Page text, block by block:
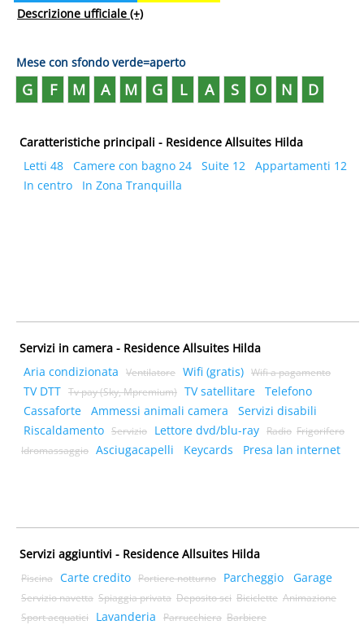
Descrizione ufficiale (+)
Mese con sfondo verde=aperto
G F M A M G L A S O N D
Caratteristiche principali - Residence Allsuites Hilda
Letti 48
Camere con bagno 24 Suite 12
Appartamenti 12
In centro
In Zona Tranquilla
Servizi in camera - Residence Allsuites Hilda
Aria condizionata
Ventilatore Wifi (gratis) Wifi a pagamento
TV DTT Tv pay (Sky, Mpremium) TV satellitare
Telefono
Cassaforte
Ammessi animali camera
Servizi disabili
Riscaldamento Servizio Lettore dvd/blu-ray Radio Frigorifero
Idromassaggio Asciugacapelli Keycards Presa lan internet
Servizi aggiuntivi - Residence Allsuites Hilda
Piscina Carte credito Portiere notturno Parcheggio Garage
Servizio navetta Spiaggia privata Deposito sci Biciclette Animazione
Sport acquatici
Lavanderia Parrucchiera Barbiere